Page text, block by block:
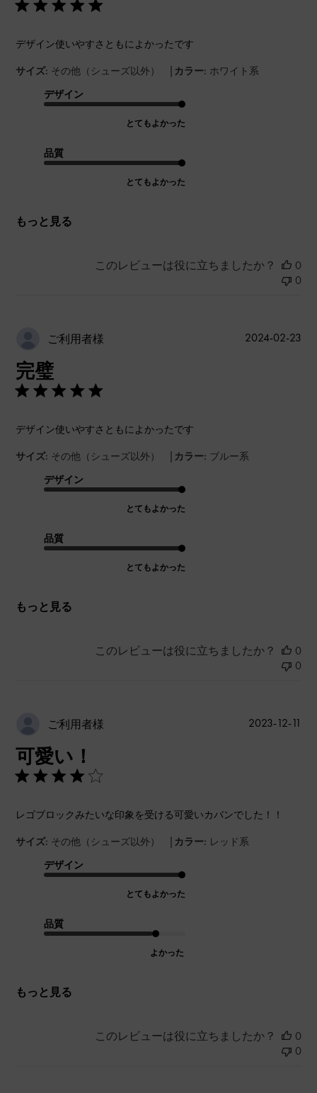
デザイン使いやすさともによかったです
サイズ: その他（シューズ以外） | カラー: ホワイト系
デザイン
とてもよかった
品質
とてもよかった
もっと見る
このレビューは役に立ちましたか？
0
0
ご利用者様
完璧
デザイン使いやすさともによかったです
サイズ: その他（シューズ以外） | カラー: ブルー系
デザイン
とてもよかった
品質
とてもよかった
もっと見る
公
2024-02-23
このレビューは役に立ちましたか？
0
0
ご利用者様
可愛い！
レゴブロックみたいな印象を受ける可愛いカバンでした！！
サイズ: その他（シューズ以外） | カラー: レッド系
デザイン
とてもよかった
品質
よかった
もっと見る
2023-12-11
このレビューは役に立ちましたか？
0
0